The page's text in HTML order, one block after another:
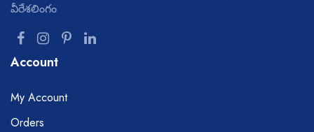
వీరేశలింగం
Account
My Account
Orders